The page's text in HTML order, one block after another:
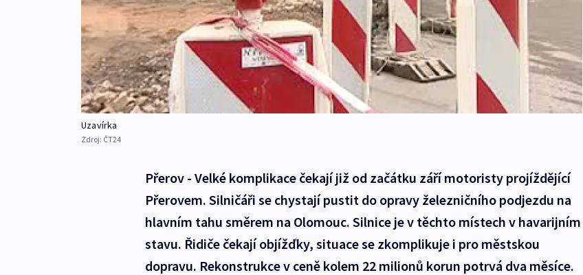
Uzavírka
Zdroj: ČT24
Přerov - Velké komplikace čekají již od začátku září motoristy projíždějící
Přerovem. Silničáři se chystají pustit do opravy železničního podjezdu na
hlavním tahu směrem na Olomouc. Silnice je v těchto místech v havarijním
stavu. Řidiče čekají objížďky, situace se zkomplikuje i pro městskou
dopravu. Rekonstrukce v ceně kolem 22 milionů korun potrvá dva měsíce.